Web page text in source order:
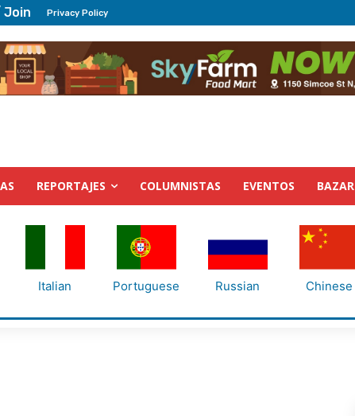
Join Privacy Policy
REPORTAJES COLUMNISTAS EVENTOS BAZAR
Italian Portuguese Russian Chinese